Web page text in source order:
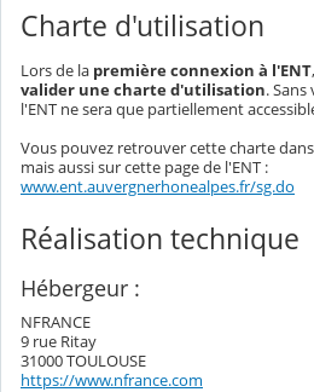
Charte d'utilisation
Lors de la première connexion à l'ENT
valider une charte d'utilisation.
l'ENT ne sera que partiellement
Vous pouvez retrouver cette charte
mais aussi sur cette page de l'ENT :
www.ent.auvergnerhonealpes.fr/sg.do
Réalisation technique
Hébergeur :
NFRANCE
9 rue Ritay
31000 TOULOUSE
https://www.nfrance.com